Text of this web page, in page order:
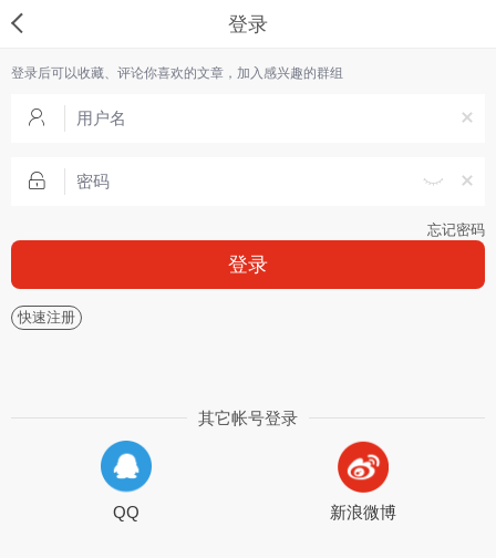
登录
登录后可以收藏、评论你喜欢的文章，加入感兴趣的群组
忘记密码
登录
快速注册
其它帐号登录
QQ 新浪微博